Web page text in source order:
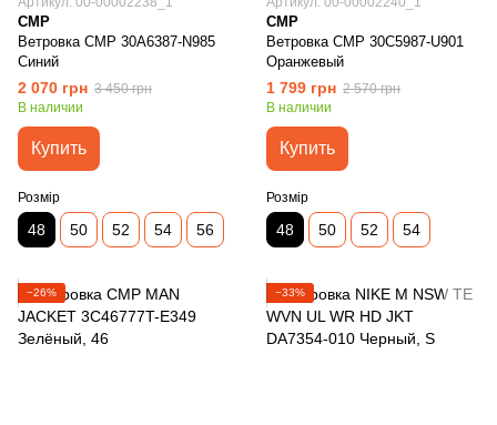
CMP
Ветровка CMP 30A6387-N985
Синий
2 070 грн 3 450 грн
В наличии
Купить
Розмір
48 50 52 54 56
CMP
Ветровка CMP 30C5987-U901
Оранжевый
1 799 грн 2 570 грн
В наличии
Купить
Розмір
48 50 52 54
−26% −33%